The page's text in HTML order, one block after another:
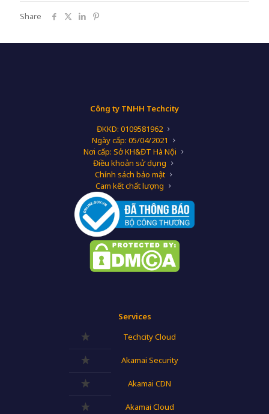
Share
Công ty TNHH Techcity
ĐKKD: 0109581962
Ngày cấp: 05/04/2021
Nơi cấp: Sở KH&ĐT Hà Nội
Điều khoản sử dụng
Chính sách bảo mật
Cam kết chất lượng
Services
Techcity Cloud
Akamai Security
Akamai CDN
Akamai Cloud